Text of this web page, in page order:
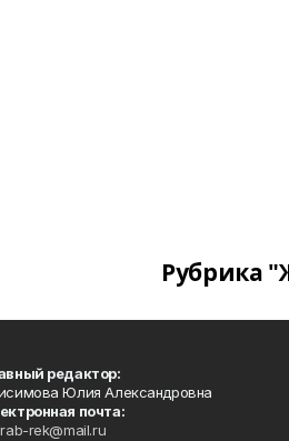
Рубрика
редактор:
Юлия Александровна
почта:
rek@mail.ru